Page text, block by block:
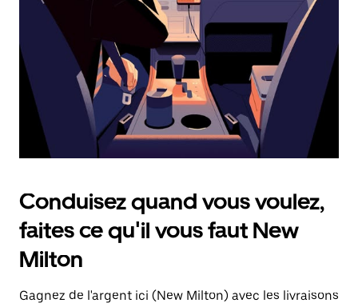
d'échappement
pour
fermer
calendrier.
Conduisez quand vous voulez,
faites ce qu'il vous faut New
Milton
Gagnez de l'argent ici (New Milton) avec les livraisons